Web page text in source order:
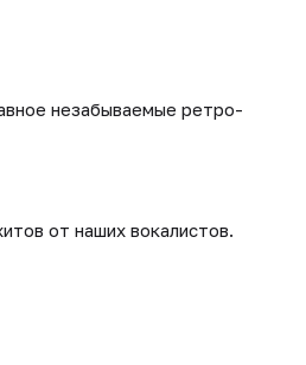
незабываемые ретро-
от наших вокалистов.